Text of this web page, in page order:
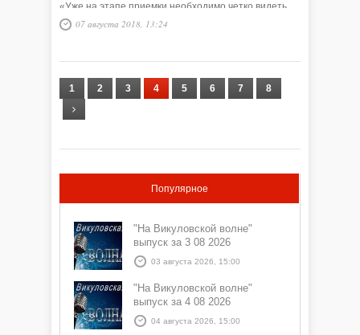
«Уже на этапе приемки необходимо четко видеть,
какое молочное сырье соответствует стандартам, а
07 августа 2018, 13:24
1 2 3 4 5 6 7 8
Популярное
"На Викуловской волне"
выпуск за 3 08 2026
03 августа 2026, 15:00
"На Викуловской волне"
выпуск за 4 08 2026
04 августа 2026, 15:00